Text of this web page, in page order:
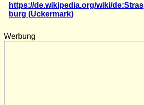
https://de.wikipedia.org/wiki/de:Stras
burg (Uckermark)
Werbung